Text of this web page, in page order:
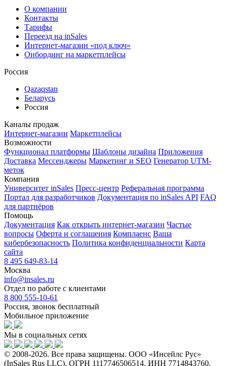
О компании
Контакты
Тарифы
Переезд на inSales
Интернет-магазин «под ключ»
Онбординг на маркетплейсы
Россия
Qazaqstan
Беларусь
Россия
Каналы продаж
Интернет-магазин Маркетплейсы
Возможности
Функционал платформы Шаблоны дизайна Приложения
Доставка Мессенджеры Маркетинг и SEO Генератор UTM-
меток
Компания
Университет inSales Пресс-центр Реферальная программа
Портал для разработчиков Документация по inSales API FAQ
для партнёров
Помощь
Документация Как открыть интернет-магазин Частые
вопросы Оферта и соглашения Комплаенс Ваша
кибербезопасность Политика конфиденциальности Карта
сайта
8 495 649-83-14
Москва
info@insales.ru
Отдел по работе с клиентами
8 800 555-10-61
Россия, звонок бесплатный
Мобильное приложение
Мы в социальных сетях
© 2008-2026. Все права защищены. ООО «Инсейлс Рус»
(InSales Rus LLC). ОГРН 1117746506514, ИНН 7714843760.